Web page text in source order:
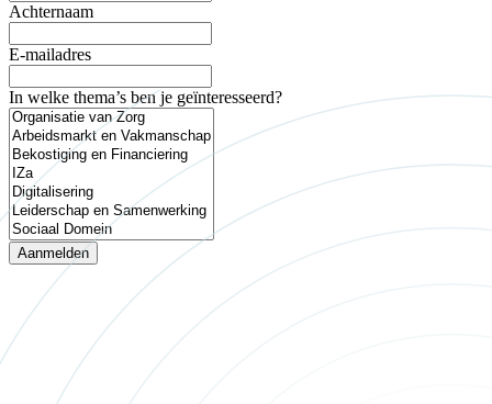
Achternaam
E-mailadres
In welke thema’s ben je geïnteresseerd?
Aanmelden